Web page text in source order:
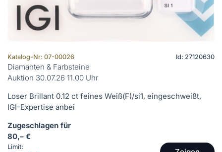
Katalog-Nr: 07-00026 Id: 27120630
Diamanten & Farbsteine
Auktion 30.07.26 11.00 Uhr
Loser Brillant 0.12 ct feines Weiß(F)/si1, eingeschweißt,
IGI-Expertise anbei
Zugeschlagen für
80,– €
Limit: